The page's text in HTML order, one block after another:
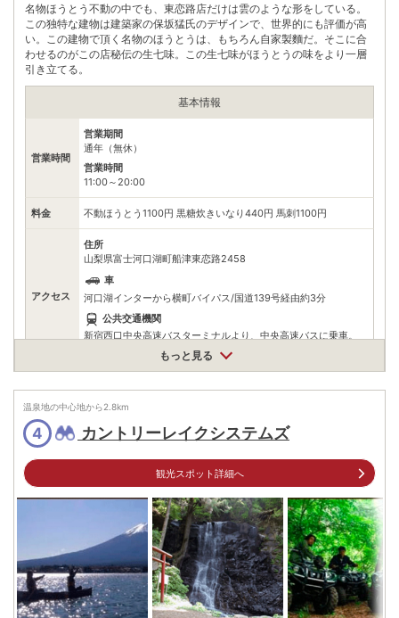
※ 掲載情報は変更になる場合があります。最新の内容はご利用前にご自身でお
問合せください。
※ 料金情報は税込・税抜表記が混ざっております。正しい金額はご利用前にご
自身でお問合せください。
名物ほうとう不動の中でも、東恋路店だけは雲のような形をしている。
この独特な建物は建築家の保坂猛氏のデザインで、世界的にも評価が高
い。この建物で頂く名物のほうとうは、もちろん自家製麵だ。そこに合
わせるのがこの店秘伝の生七味。この生七味がほうとうの味をより一層
引き立てる。
基本情報
営業時間
営業期間
通年（無休）
営業時間
11:00～20:00
料金 不動ほうとう1100円 黒糖炊きいなり440円 馬刺1100円
アクセス
住所
山梨県富士河口湖町船津東恋路2458
車
河口湖インターから横町バイパス/国道139号経由約3分
公共交通機関
新宿西口中央高速バスターミナルより、中央高速バスに乗車。
電話番号 0555728511
※ 掲載情報は変更になる場合があります。最新の内容はご利用前にご自身でお
※ 料金情報は税込・税抜表記が混ざっております。正しい金額はご利用前にご
自身でお問合せください。
もっと見る
温泉地の中心地から2.8km
4 カントリーレイクシステムズ
観光スポット詳細へ